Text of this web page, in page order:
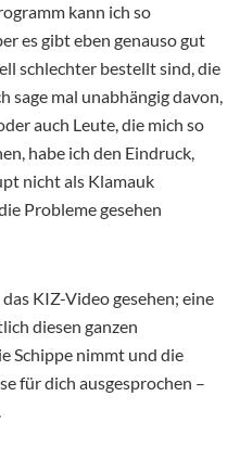
kann ich so
es gibt eben genauso gut
schlechter bestellt sind, die
sage mal unabhängig davon,
auch Leute, die mich so
habe ich den Eindruck,
nicht als Klamauk
Probleme gesehen
KIZ-Video gesehen; eine
diesen ganzen
Schippe nimmt und die
für dich ausgesprochen –